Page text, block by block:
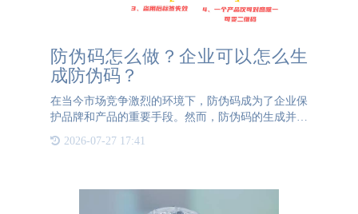
防伪码怎么做？企业可以怎么生
成防伪码？
在当今市场竞争激烈的环境下，防伪码成为了企业保
护品牌和产品的重要手段。然而，防伪码的生成并非
企业能够自行完成的任务，必须依赖第三方专业的防
伪公司。这些公司拥有专业的技术团队和特殊的二维
2026-07-27 17:41